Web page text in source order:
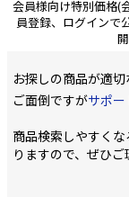
C6に対応しています。 ■
PCやスマートフォンで動
画ファイルを閲覧する場
そのままPCで再生する場
料）」が必要です。以下
い致します。
＞＞
VSPlayerのダウンロード
お使いのPCにあわせて以
会員様向け特別価格(
員登録、ログインで
お探しの商品が適
ご面倒ですがサポ
商品検索しやすく
りますので、ぜひ